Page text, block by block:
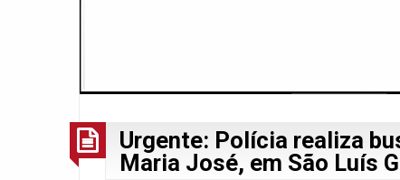
Urgente: Polícia realiza
Maria José, em São Luís